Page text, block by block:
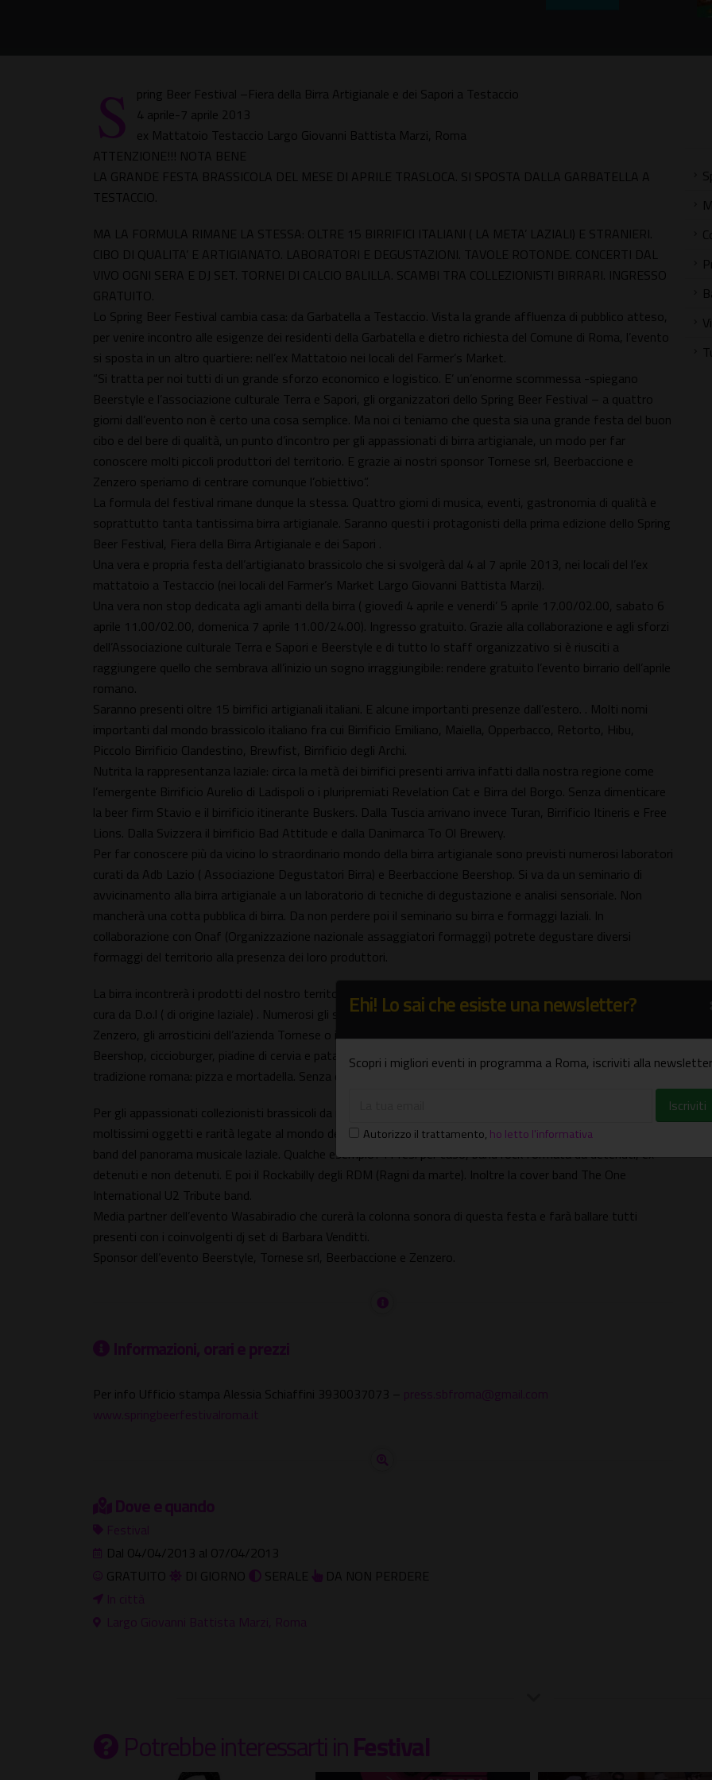
S
pring Beer Festival –Fiera della Birra Artigianale e dei Sapori a Testaccio
4 aprile-7 aprile 2013
ex Mattatoio Testaccio Largo Giovanni Battista Marzi, Roma
ATTENZIONE!!! NOTA BENE
LA GRANDE FESTA BRASSICOLA DEL MESE DI APRILE TRASLOCA. SI SPOSTA DALLA GARBATELLA A
TESTACCIO.
MA LA FORMULA RIMANE LA STESSA: OLTRE 15 BIRRIFICI ITALIANI ( LA META’ LAZIALI) E STRANIERI.
CIBO DI QUALITA’ E ARTIGIANATO. LABORATORI E DEGUSTAZIONI. TAVOLE ROTONDE. CONCERTI DAL
VIVO OGNI SERA E DJ SET. TORNEI DI CALCIO BALILLA. SCAMBI TRA COLLEZIONISTI BIRRARI. INGRESSO
GRATUITO.
Lo Spring Beer Festival cambia casa: da Garbatella a Testaccio. Vista la grande affluenza di pubblico atteso,
per venire incontro alle esigenze dei residenti della Garbatella e dietro richiesta del Comune di Roma, l’evento
si sposta in un altro quartiere: nell’ex Mattatoio nei locali del Farmer’s Market.
“Si tratta per noi tutti di un grande sforzo economico e logistico. E’ un’enorme scommessa -spiegano
Beerstyle e l’associazione culturale Terra e Sapori, gli organizzatori dello Spring Beer Festival – a quattro
giorni dall’evento non è certo una cosa semplice. Ma noi ci teniamo che questa sia una grande festa del buon
cibo e del bere di qualità, un punto d’incontro per gli appassionati di birra artigianale, un modo per far
conoscere molti piccoli produttori del territorio. E grazie ai nostri sponsor Tornese srl, Beerbaccione e
Zenzero speriamo di centrare comunque l’obiettivo”.
La formula del festival rimane dunque la stessa. Quattro giorni di musica, eventi, gastronomia di qualità e
soprattutto tanta tantissima birra artigianale. Saranno questi i protagonisti della prima edizione dello Spring
Beer Festival, Fiera della Birra Artigianale e dei Sapori .
Una vera e propria festa dell’artigianato brassicolo che si svolgerà dal 4 al 7 aprile 2013, nei locali del l’ex
mattatoio a Testaccio (nei locali del Farmer’s Market Largo Giovanni Battista Marzi).
Una vera non stop dedicata agli amanti della birra ( giovedì 4 aprile e venerdi’ 5 aprile 17.00/02.00, sabato 6
aprile 11.00/02.00, domenica 7 aprile 11.00/24.00). Ingresso gratuito. Grazie alla collaborazione e agli sforzi
dell’Associazione culturale Terra e Sapori e Beerstyle e di tutto lo staff organizzativo si è riusciti a
raggiungere quello che sembrava all’inizio un sogno irraggiungibile: rendere gratuito l’evento birrario dell’aprile
romano.
Saranno presenti oltre 15 birrifici artigianali italiani. E alcune importanti presenze dall’estero. . Molti nomi
importanti dal mondo brassicolo italiano fra cui Birrificio Emiliano, Maiella, Opperbacco, Retorto, Hibu,
Piccolo Birrificio Clandestino, Brewfist, Birrificio degli Archi.
Nutrita la rappresentanza laziale: circa la metà dei birrifici presenti arriva infatti dalla nostra regione come
l’emergente Birrificio Aurelio di Ladispoli o i pluripremiati Revelation Cat e Birra del Borgo. Senza dimenticare
la beer firm Stavio e il birrificio itinerante Buskers. Dalla Tuscia arrivano invece Turan, Birrificio Itineris e Free
Lions. Dalla Svizzera il birrificio Bad Attitude e dalla Danimarca To Ol Brewery.
Per far conoscere più da vicino lo straordinario mondo della birra artigianale sono previsti numerosi laboratori
curati da Adb Lazio ( Associazione Degustatori Birra) e Beerbaccione Beershop. Si va da un seminario di
avvicinamento alla birra artigianale a un laboratorio di tecniche di degustazione e analisi sensoriale. Non
mancherà una cotta pubblica di birra. Da non perdere poi il seminario su birra e formaggi laziali. In
collaborazione con Onaf (Organizzazione nazionale assaggiatori formaggi) potrete degustare diversi
formaggi del territorio alla presenza dei loro produttori.
La birra incontrerà i prodotti del nostro territorio: salumi, porchetta e formaggi. Molte le golosità scelte con
cura da D.o.l ( di origine laziale) . Numerosi gli stand gastronomici. Piadine, panini e fritti a cura del Ristorante
Zenzero, gli arrosticini dell’azienda Tornese o i cartocci di fritto di pesce e verdure realizzati da Beerbaccione
Beershop, ciccioburger, piadine di cervia e patatine pipers. Pizza&Mortazza propone un grande classico della
tradizione romana: pizza e mortadella. Senza dimenticare un buon caffè nello spazio Lavazza.
Per gli appassionati collezionisti brassicoli da non perdere le curiosità del Barattolo che porterà in fiera
moltissimi oggetti e rarità legate al mondo della birra. Da giovedì a sabato ogni sera ci sarà un concerto di
band del panorama musicale laziale. Qualche esempio? I Presi per caso, band rock formata da detenuti, ex
detenuti e non detenuti. E poi il Rockabilly degli RDM (Ragni da marte). Inoltre la cover band The One
International U2 Tribute band.
Media partner dell’evento Wasabiradio che curerà la colonna sonora di questa festa e farà ballare tutti
presenti con i coinvolgenti dj set di Barbara Venditti.
Sponsor dell’evento Beerstyle, Tornese srl, Beerbaccione e Zenzero.
Informazioni, orari e prezzi
Per info Ufficio stampa Alessia Schiaffini 3930037073 – press.sbfroma@gmail.com
www.springbeerfestivalroma.it
Dove e quando
Festival
Dal 04/04/2013 al 07/04/2013
GRATUITO
DI GIORNO SERALE
DA NON PERDERE
In città
Largo Giovanni Battista Marzi, Roma
Potrebbe interessartiinFestival
Ehi! Lo sai che esiste una newsletter?
Scopri i migliori eventi in programma a Roma, iscriviti alla
Autorizzo il trattamento, ho letto l'informativa